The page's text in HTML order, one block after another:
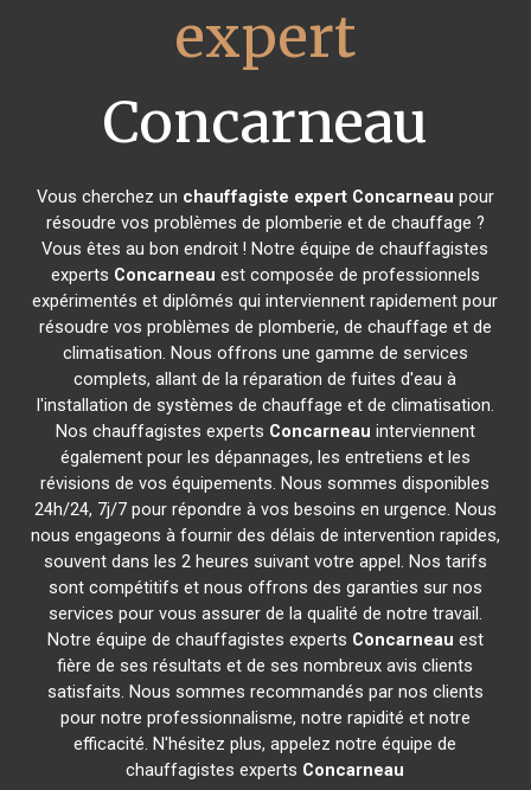
expert
Concarneau
Vous cherchez un chauffagiste expert Concarneau pour
résoudre vos problèmes de plomberie et de chauffage ?
Vous êtes au bon endroit ! Notre équipe de chauffagistes
experts Concarneau est composée de professionnels
expérimentés et diplômés qui interviennent rapidement pour
résoudre vos problèmes de plomberie, de chauffage et de
climatisation. Nous offrons une gamme de services
complets, allant de la réparation de fuites d'eau à
l'installation de systèmes de chauffage et de climatisation.
Nos chauffagistes experts Concarneau interviennent
également pour les dépannages, les entretiens et les
révisions de vos équipements. Nous sommes disponibles
24h/24, 7j/7 pour répondre à vos besoins en urgence. Nous
nous engageons à fournir des délais de intervention rapides,
souvent dans les 2 heures suivant votre appel. Nos tarifs
sont compétitifs et nous offrons des garanties sur nos
services pour vous assurer de la qualité de notre travail.
Notre équipe de chauffagistes experts Concarneau est
fière de ses résultats et de ses nombreux avis clients
satisfaits. Nous sommes recommandés par nos clients
pour notre professionnalisme, notre rapidité et notre
efficacité. N'hésitez plus, appelez notre équipe de
chauffagistes experts Concarneau